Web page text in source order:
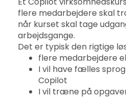
flere medarbejdere skal
når kurset skal tage
arbejdsgange.
Det er typisk den rigtige
flere medarbejdere
I vil have fælles
Copilot
I vil træne på